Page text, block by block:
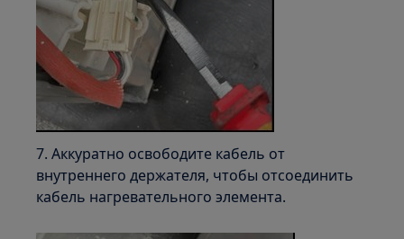
7. Аккуратно освободите кабель от
внутреннего держателя, чтобы отсоединить
кабель нагревательного элемента.